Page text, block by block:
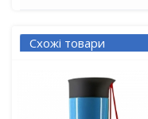
Схожі товари